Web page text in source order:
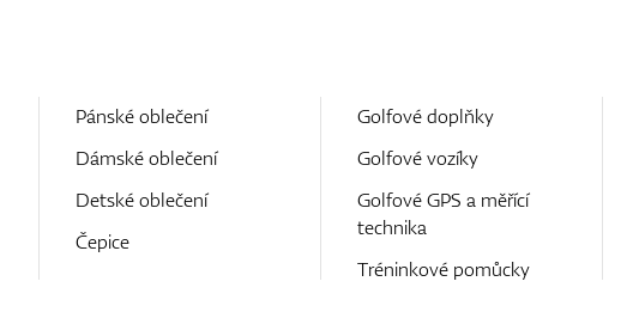
Pánské oblečení
Dámské oblečení
Detské oblečení
Čepice
Golfové doplňky
Golfové vozíky
Golfové GPS a měřící
technika
Tréninkové pomůcky